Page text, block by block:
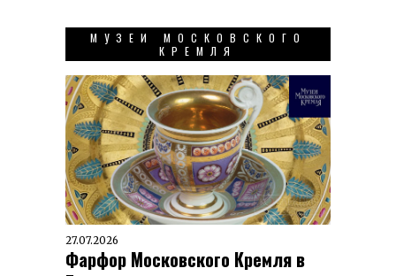
МУЗЕИ МОСКОВСКОГО
КРЕМЛЯ
27.07.2026
Фарфор Московского Кремля в